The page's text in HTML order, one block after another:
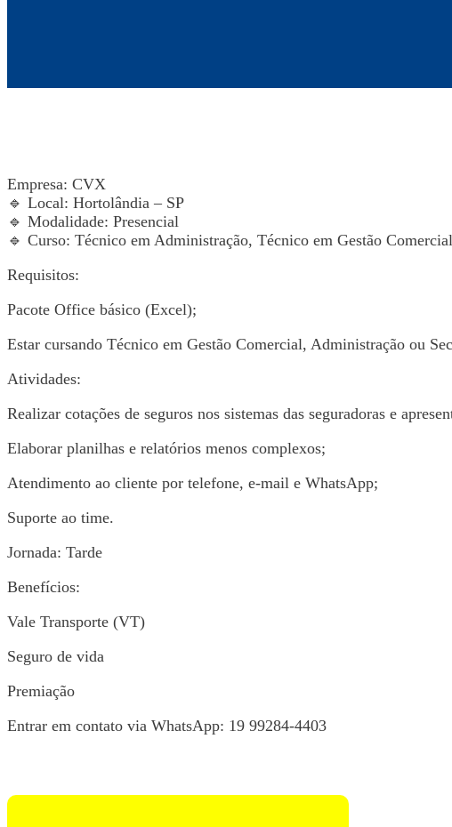
Empresa: CVX
🔹 Local: Hortolândia – SP
🔹 Modalidade: Presencial
🔹 Curso: Técnico em Administração, Técnico em Gestão
Requisitos:
Pacote Office básico (Excel);
Estar cursando Técnico em Gestão Comercial, Administração ou
Atividades:
Realizar cotações de seguros nos sistemas das seguradoras e
Elaborar planilhas e relatórios menos complexos;
Atendimento ao cliente por telefone, e-mail e WhatsApp;
Suporte ao time.
Jornada: Tarde
Benefícios:
Vale Transporte (VT)
Seguro de vida
Premiação
Entrar em contato via WhatsApp: 19 99284-4403